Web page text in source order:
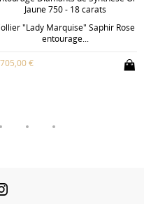
"Lady Marquise" Saphir Rose
entourage...
€
Instagram